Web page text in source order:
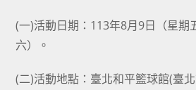
(一)活動日期：113年8月9日（星期
六）。
(二)活動地點：臺北和平籃球館(臺